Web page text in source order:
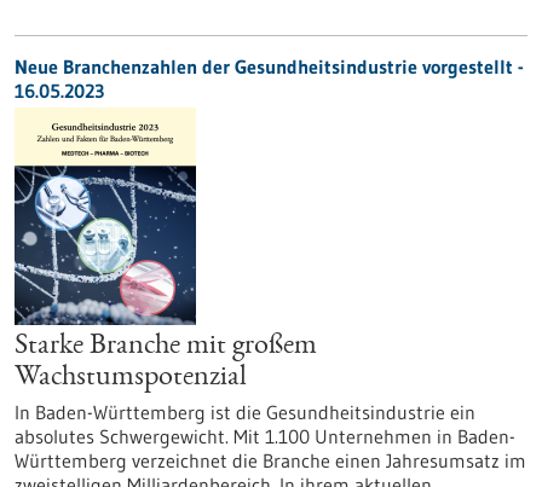
Neue Branchenzahlen der Gesundheitsindustrie vorgestellt -
16.05.2023
Starke Branche mit großem
Wachstumspotenzial
In Baden-Württemberg ist die Gesundheitsindustrie ein
absolutes Schwergewicht. Mit 1.100 Unternehmen in Baden-
Württemberg verzeichnet die Branche einen Jahresumsatz im